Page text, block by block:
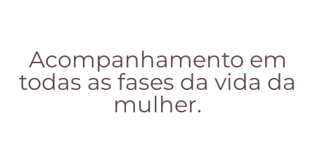
Acompanhamento em
todas as fases da vida da
mulher.